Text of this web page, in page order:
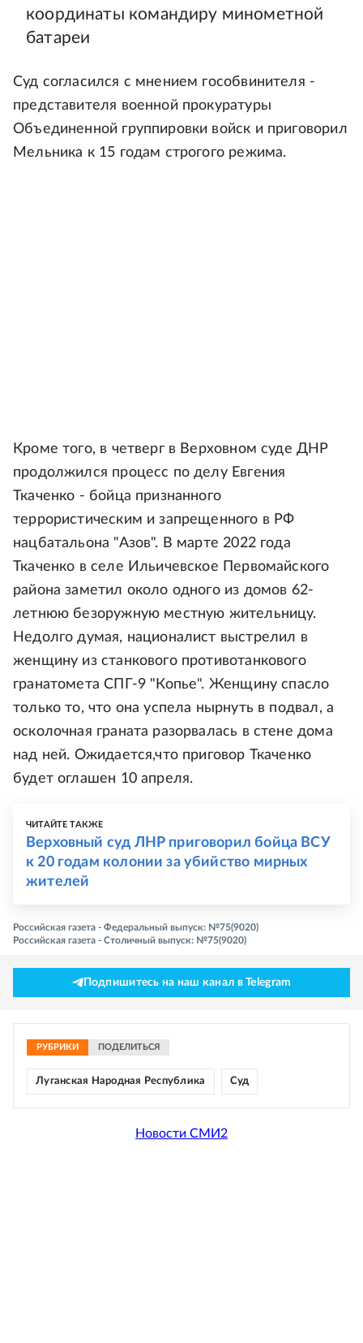
координаты командиру минометной
батареи
Суд согласился с мнением гособвинителя -
представителя военной прокуратуры
Объединенной группировки войск и приговорил
Мельника к 15 годам строгого режима.
Кроме того, в четверг в Верховном суде ДНР
продолжился процесс по делу Евгения
Ткаченко - бойца признанного
террористическим и запрещенного в РФ
нацбатальона "Азов". В марте 2022 года
Ткаченко в селе Ильичевское Первомайского
района заметил около одного из домов 62-
летнюю безоружную местную жительницу.
Недолго думая, националист выстрелил в
женщину из станкового противотанкового
гранатомета СПГ-9 "Копье". Женщину спасло
только то, что она успела нырнуть в подвал, а
осколочная граната разорвалась в стене дома
над ней. Ожидается,что приговор Ткаченко
будет оглашен 10 апреля.
ЧИТАЙТЕ ТАКЖЕ
Верховный суд ЛНР приговорил бойца ВСУ
к 20 годам колонии за убийство мирных
жителей
Российская газета - Федеральный выпуск: №75(9020)
Российская газета - Столичный выпуск: №75(9020)
Подпишитесь на наш канал в Telegram
РУБРИКИ ПОДЕЛИТЬСЯ
Луганская Народная Республика Суд
Новости СМИ2